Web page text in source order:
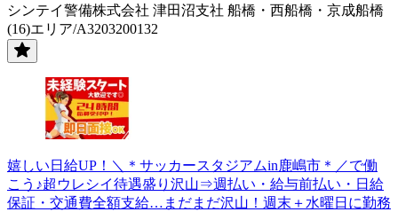
シンテイ警備株式会社 津田沼支社 船橋・西船橋・京成船橋
(16)エリア/A3203200132
嬉しい日給UP！＼＊サッカースタジアムin鹿嶋市＊／で働
こう♪超ウレシイ待遇盛り沢山⇒週払い・給与前払い・日給
保証・交通費全額支給…まだまだ沢山！週末＋水曜日に勤務